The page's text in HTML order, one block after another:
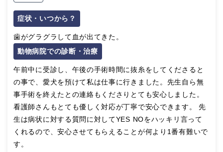
症状・いつから？
歯がグラグラして血が出てきた。
動物病院での診断・治療
午前中に受診し、午後の手術時間に抜糸をしてくださると
の事で、愛犬を預けて私は仕事に行きました。先生自ら無
事手術を終えたとの連絡もくださりとても安心しました。
看護師さんもとても優しく対応が丁寧で安心できます。 先
生は病状に対する質問に対してYES NOをハッキリ言って
くれるので、安心させてもらえることが何より1番有難いで
す。